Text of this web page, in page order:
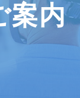
案内